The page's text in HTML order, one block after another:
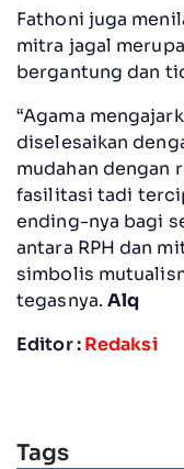
Fathoni juga
mitra jagal
bergantung dan
“Agama
diselesaikan
mudahan dengan
fasilitasi tadi
ending-nya bagi
antara RPH dan
simbolis
tegasnya. Alq
Editor :Redaksi
Tags